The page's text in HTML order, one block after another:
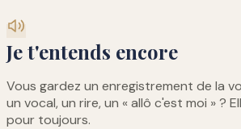
Je t'entends encore
Vous gardez un enregistrement de la
un vocal, un rire, un « allô c'est moi » ?
pour toujours.